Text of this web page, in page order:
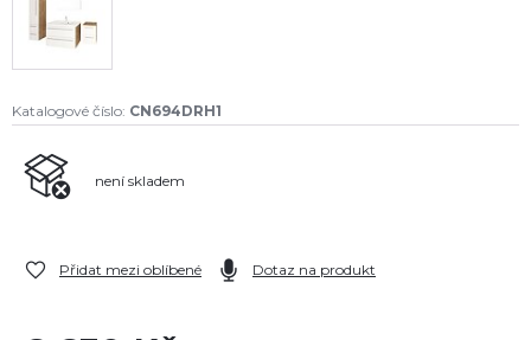
Katalogové číslo: CN694DRH1
není skladem
Přidat mezi oblíbené Dotaz na produkt